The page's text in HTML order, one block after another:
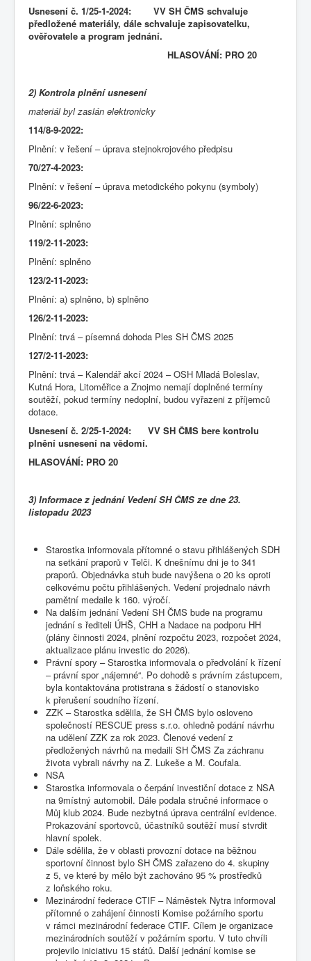
Usnesení č. 1/25-1-2024: VV SH ČMS schvaluje
předložené materiály, dále schvaluje zapisovatelku,
ověřovatele a program jednání.
HLASOVÁNÍ: PRO 20
2) Kontrola plnění usnesení
materiál byl zaslán elektronicky
114/8-9-2022:
Plnění: v řešení – úprava stejnokrojového předpisu
70/27-4-2023:
Plnění: v řešení – úprava metodického pokynu (symboly)
96/22-6-2023:
Plnění: splněno
119/2-11-2023:
Plnění: splněno
123/2-11-2023:
Plnění: a) splněno, b) splněno
126/2-11-2023:
Plnění: trvá – písemná dohoda Ples SH ČMS 2025
127/2-11-2023:
Plnění: trvá – Kalendář akcí 2024 – OSH Mladá Boleslav,
Kutná Hora, Litoměřice a Znojmo nemají doplněné termíny
soutěží, pokud termíny nedoplní, budou vyřazeni z příjemců
dotace.
Usnesení č. 2/25-1-2024: VV SH ČMS bere kontrolu
plnění usnesení na vědomí.
HLASOVÁNÍ: PRO 20
3) Informace z jednání Vedení SH ČMS ze dne 23.
listopadu 2023
Starostka informovala přítomné o stavu přihlášených SDH
na setkání praporů v Telči. K dnešnímu dni je to 341
praporů. Objednávka stuh bude navýšena o 20 ks oproti
celkovému počtu přihlášených. Vedení projednalo návrh
pamětní medaile k 160. výročí.
Na dalším jednání Vedení SH ČMS bude na programu
jednání s řediteli ÚHŠ, CHH a Nadace na podporu HH
(plány činnosti 2024, plnění rozpočtu 2023, rozpočet 2024,
aktualizace plánu investic do 2026).
Právní spory – Starostka informovala o předvolání k řízení
– právní spor „nájemné“. Po dohodě s právním zástupcem,
byla kontaktována protistrana s žádostí o stanovisko
k přerušení soudního řízení.
ZZK – Starostka sdělila, že SH ČMS bylo osloveno
společností RESCUE press s.r.o. ohledně podání návrhu
na udělení ZZK za rok 2023. Členové vedení z
předložených návrhů na medaili SH ČMS Za záchranu
života vybrali návrhy na Z. Lukeše a M. Coufala.
NSA
Starostka informovala o čerpání investiční dotace z NSA
na 9místný automobil. Dále podala stručné informace o
Můj klub 2024. Bude nezbytná úprava centrální evidence.
Prokazování sportovců, účastníků soutěží musí stvrdit
hlavní spolek.
Dále sdělila, že v oblasti provozní dotace na běžnou
sportovní činnost bylo SH ČMS zařazeno do 4. skupiny
z 5, ve které by mělo být zachováno 95 % prostředků
z loňského roku.
Mezinárodní federace CTIF – Náměstek Nytra informoval
přítomné o zahájení činnosti Komise požárního sportu
v rámci mezinárodní federace CTIF. Cílem je organizace
mezinárodních soutěží v požárním sportu. V tuto chvíli
projevilo iniciativu 15 států. Další jednání komise se